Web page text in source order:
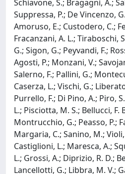
Schiavone, S.; Bragagni, A.;
Suppressa, P.; De Vincenzo,
Amoruso, E.; Custodero, C.;
Fracanzani, A. L.; Tiraboschi,
G.; Sigon, G.; Peyvandi, F.;
Agosti, P.; Monzani, V.;
Salerno, F.; Pallini, G.;
Caserza, L.; Vischi, G.;
Purrello, F.; Di Pino, A.; Piro,
L.; Pisciotta, M. S.; Bellucci, F.
Montrucchio, G.; Peasso, P.;
Margaria, C.; Sanino, M.;
Castiglioni, L.; Maresca, A.;
L.; Grossi, A.; Diprizio, R. D.;
Lancellotti, G.; Libbra, M. V.;